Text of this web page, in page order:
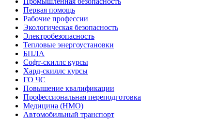
Первая помощь
Рабочие профессии
Экологическая безопасность
Электробезопасность
Тепловые энергоустановки
БПЛА
Софт-скиллс курсы
Хард-скиллс курсы
ГО ЧС
Повышение квалификации
Профессиональная переподготовка
Медицина (НМО)
Автомобильный транспорт